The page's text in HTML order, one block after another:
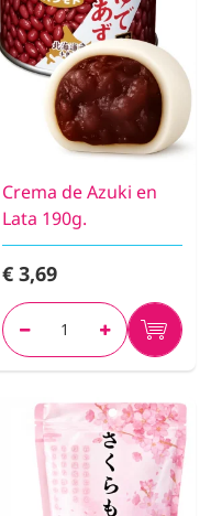
Crema de Azuki en
Lata 190g.
€ 3,69